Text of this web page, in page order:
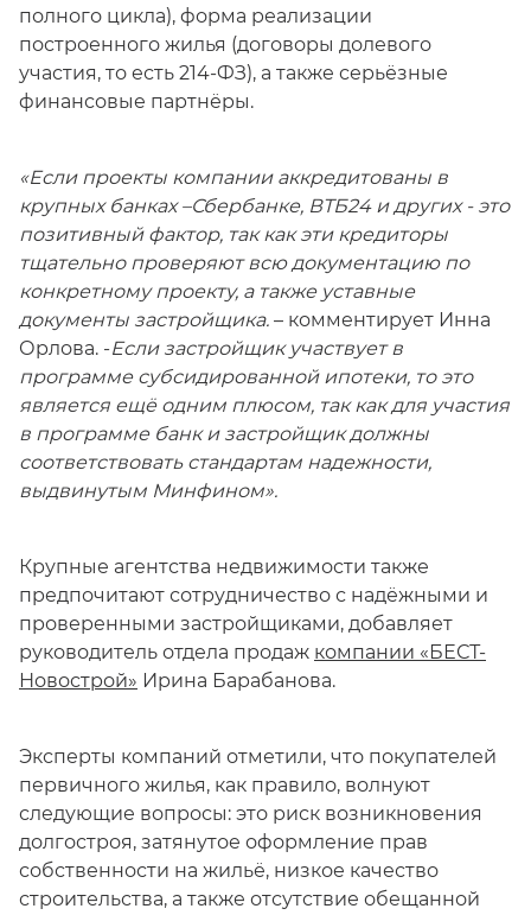
полного цикла), форма реализации
построенного жилья (договоры долевого
участия, то есть 214-ФЗ), а также серьёзные
финансовые партнёры.
«Если проекты компании аккредитованы в
крупных банках –Сбербанке, ВТБ24 и других - это
позитивный фактор, так как эти кредиторы
тщательно проверяют всю документацию по
конкретному проекту, а также уставные
документы застройщика. – комментирует Инна
Орлова. -Если застройщик участвует в
программе субсидированной ипотеки, то это
является ещё одним плюсом, так как для участия
в программе банк и застройщик должны
соответствовать стандартам надежности,
выдвинутым Минфином».
Крупные агентства недвижимости также
предпочитают сотрудничество с надёжными и
проверенными застройщиками, добавляет
руководитель отдела продаж компании «БЕСТ-
Новострой» Ирина Барабанова.
Эксперты компаний отметили, что покупателей
первичного жилья, как правило, волнуют
следующие вопросы: это риск возникновения
долгостроя, затянутое оформление прав
собственности на жильё, низкое качество
строительства, а также отсутствие обещанной